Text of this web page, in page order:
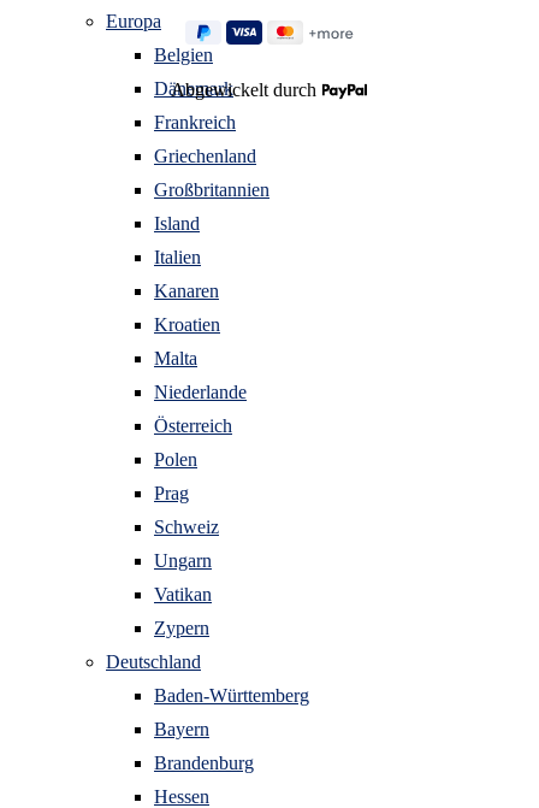
Europa
Belgien
Dänemark
Frankreich
Griechenland
Großbritannien
Island
Italien
Kanaren
Kroatien
Malta
Niederlande
Österreich
Polen
Prag
Schweiz
Ungarn
Vatikan
Zypern
Deutschland
Baden-Württemberg
Bayern
Brandenburg
Hessen
Abgewickelt durch